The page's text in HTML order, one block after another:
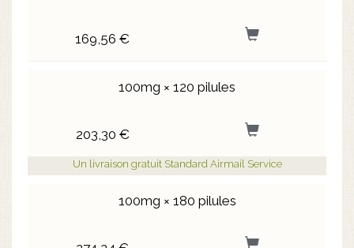
169,56 €
100mg × 120 pilules
203,30 €
Un livraison gratuit Standard Airmail Service
100mg × 180 pilules